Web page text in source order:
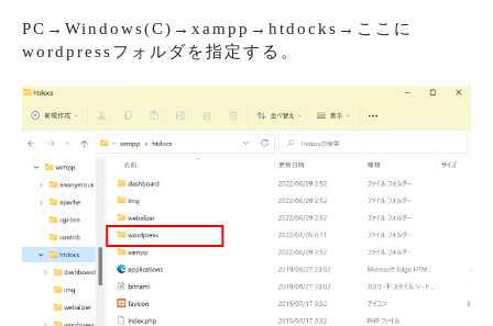
PC→Windows(C)→xampp→htdocks→ここに
wordpressフォルダを指定する。